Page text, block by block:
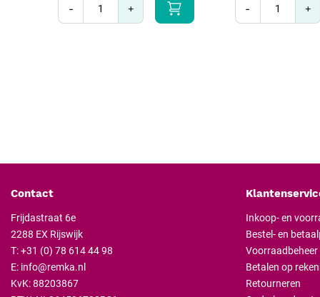
- + - +
Contact
Frijdastraat 6e
2288 EX Rijswijk
T:+31 (0) 78 614 44 98
E: info@remka.nl
KvK: 88203867
Inkoop- en
Bestel- en
Voorraadbeheer
Betalen op
Retourneren